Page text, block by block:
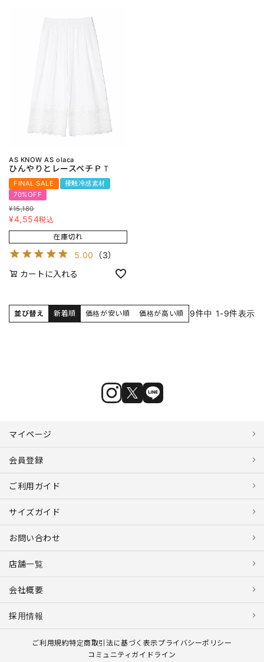
AS KNOW AS olaca
ひんやりとレースペチＰＴ
FINAL SALE
接触冷感素材
70%OFF
¥15,180
¥4,554税込
在庫切れ
5.00 （3）
カートに入れる
並び替え 新着順 価格が安い順 価格が高い順 9件中 1-9件表示
マイページ
会員登録
ご利用ガイド
サイズガイド
お問い合わせ
店舗一覧
会社概要
採用情報
ご利用規約特定商取引法に基づく表示プライバシーポリシー
コミュニティガイドライン